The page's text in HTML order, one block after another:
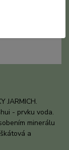
JARMICH.
- prvku voda.
minerálu
a